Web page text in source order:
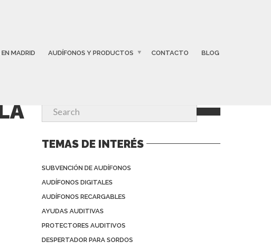
MADRID AUDÍFONOS Y PRODUCTOS CONTACTO BLOG
TEMAS DE INTERÉS
SUBVENCIÓN DE AUDÍFONOS
AUDÍFONOS DIGITALES
AUDÍFONOS RECARGABLES
AYUDAS AUDITIVAS
PROTECTORES AUDITIVOS
DESPERTADOR PARA SORDOS